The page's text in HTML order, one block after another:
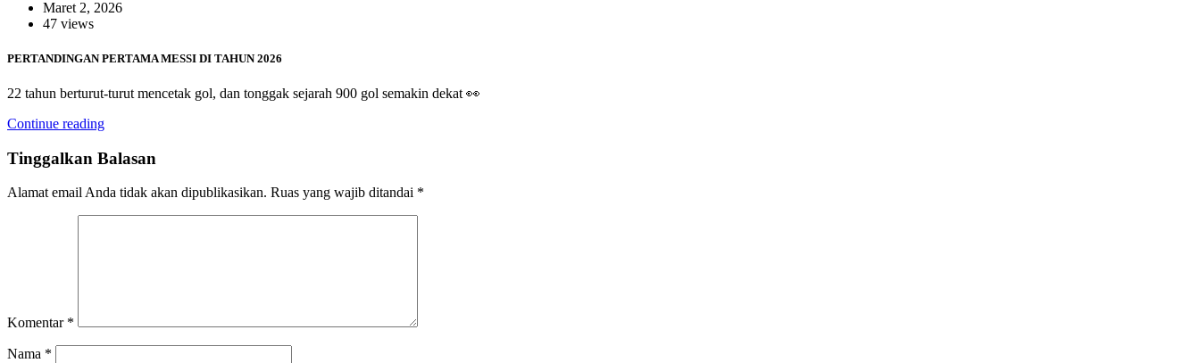
Maret 2, 2026
47 views
PERTANDINGAN PERTAMA MESSI DI TAHUN 2026
22 tahun berturut-turut mencetak gol, dan tonggak sejarah 900 gol semakin dekat 👀
Continue reading
Tinggalkan Balasan
Alamat email Anda tidak akan dipublikasikan. Ruas yang wajib ditandai *
Komentar *
Nama *